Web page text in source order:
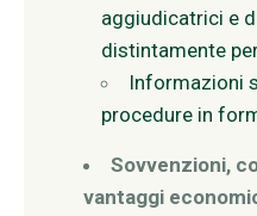
aggiudicatrici e
distintamente
Informazioni
procedure in
Sovvenzioni,
vantaggi